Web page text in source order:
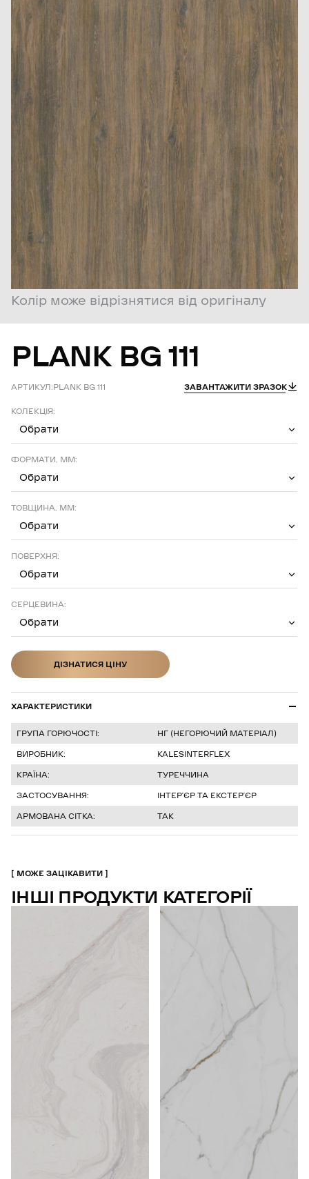
Колір може відрізнятися від оригіналу
PLANK BG111
АРТИКУЛ:PLANK BG 111 ЗАВАНТАЖИТИ ЗРАЗОК
КОЛЕКЦІЯ:
Обрати
ФОРМАТИ, ММ:
Обрати
ТОВЩИНА, ММ:
Обрати
ПОВЕРХНЯ:
Обрати
СЕРЦЕВИНА:
Обрати
ДІЗНАТИСЯ ЦІНУ
ХАРАКТЕРИСТИКИ
ГРУПА ГОРЮЧОСТІ:
НГ (НЕГОРЮЧИЙ МАТЕРІАЛ)
ВИРОБНИК:
KALESINTERFLEX
КРАЇНА:
ТУРЕЧЧИНА
ЗАСТОСУВАННЯ:
ІНТЕРʼЄР ТА ЕКСТЕРʼЄР
АРМОВАНА СІТКА:
ТАК
МОЖЕ ЗАЦІКАВИТИ
ІНШІ ПРОДУКТИ КАТЕГОРІЇ